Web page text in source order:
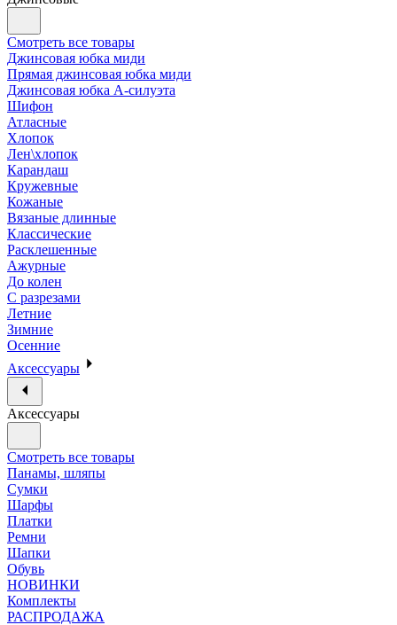
Смотреть все товары
Джинсовая юбка миди
Прямая джинсовая юбка миди
Джинсовая юбка А-силуэта
Шифон
Атласные
Хлопок
Лен\хлопок
Карандаш
Кружевные
Кожаные
Вязаные длинные
Классические
Расклешенные
Ажурные
До колен
С разрезами
Летние
Зимние
Осенние
Аксессуары
Аксессуары
Смотреть все товары
Панамы, шляпы
Сумки
Шарфы
Платки
Ремни
Шапки
Обувь
НОВИНКИ
Комплекты
РАСПРОДАЖА